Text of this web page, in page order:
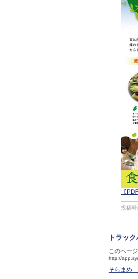
【
投稿時
トラッ
このペー
http://
そらまめ